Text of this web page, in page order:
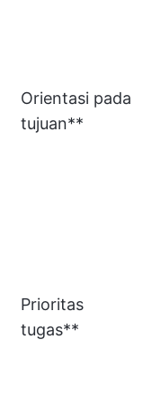
Orientasi pada
tujuan**
Prioritas
tugas**